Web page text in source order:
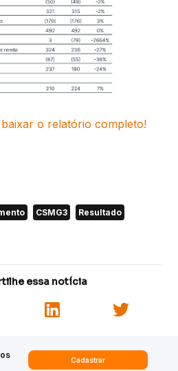
o relatório completo!
CSMG3 Resultado
essa notícia
Cadastrar